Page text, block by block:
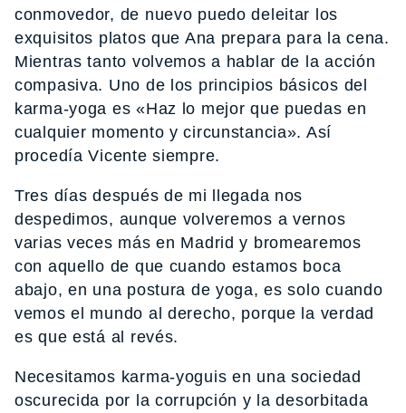
conmovedor, de nuevo puedo deleitar los
exquisitos platos que Ana prepara para la cena.
Mientras tanto volvemos a hablar de la acción
compasiva. Uno de los principios básicos del
karma-yoga es «Haz lo mejor que puedas en
cualquier momento y circunstancia». Así
procedía Vicente siempre.
Tres días después de mi llegada nos
despedimos, aunque volveremos a vernos
varias veces más en Madrid y bromearemos
con aquello de que cuando estamos boca
abajo, en una postura de yoga, es solo cuando
vemos el mundo al derecho, porque la verdad
es que está al revés.
Necesitamos karma-yoguis en una sociedad
oscurecida por la corrupción y la desorbitada